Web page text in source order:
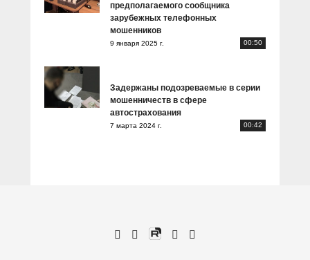
предполагаемого сообщника
зарубежных телефонных
мошенников
9 января 2025 г. 00:50
Задержаны подозреваемые в серии
мошенничеств в сфере
автострахования
7 марта 2024 г. 00:42